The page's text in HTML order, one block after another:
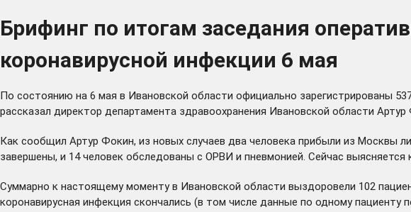
Брифинг по итогам заседания
коронавирусной инфекции 6 мая
По состоянию на 6 мая в Ивановской области официально зарегистрированы
рассказал директор департамента здравоохранения Ивановской области
Как сообщил Артур Фокин, из новых случаев два человека прибыли из Москвы
завершены, и 14 человек обследованы с ОРВИ и пневмонией. Сейчас выясняется
Суммарно к настоящему моменту в Ивановской области выздоровели 102
коронавирусная инфекция скончались (в том числе данные по одному пациенту